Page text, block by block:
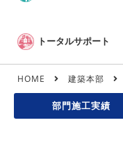
トータルサポート
HOME 建築本部
部門施工実績